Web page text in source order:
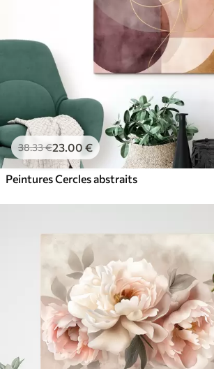
38.33€23.00 €
Peintures Cercles abstraits